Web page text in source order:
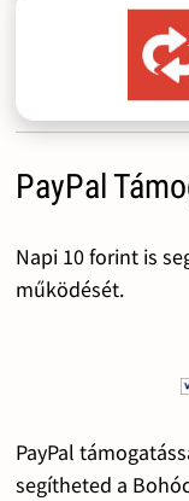
PayPal
Napi 10 forint is
működését.
PayPal
segítheted a